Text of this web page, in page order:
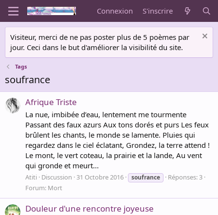
Connexion S'inscrire
Visiteur, merci de ne pas poster plus de 5 poèmes par
jour. Ceci dans le but d'améliorer la visibilité du site.
Tags
soufrance
Afrique Triste
La nue, imbibée d’eau, lentement me tourmente
Passant des faux azurs Aux tons dorés et purs Les feux
brûlent les chants, le monde se lamente. Pluies qui
regardez dans le ciel éclatant, Grondez, la terre attend !
Le mont, le vert coteau, la prairie et la lande, Au vent
qui gronde et meurt...
Atiti Discussion 31 Octobre 2016 soufrance
Réponses: 3
Forum: Mort
Douleur d'une rencontre joyeuse